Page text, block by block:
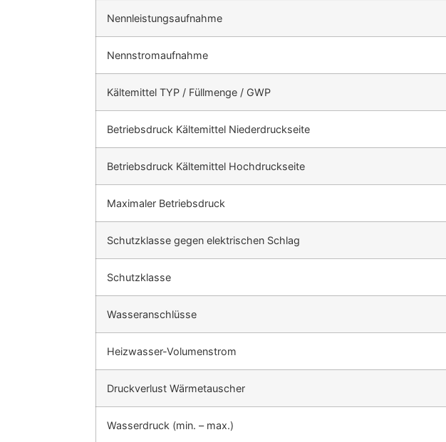
Nennleistungsaufnahme
Nennstromaufnahme
Kältemittel TYP / Füllmenge / GWP
Betriebsdruck Kältemittel Niederdruckseite
Betriebsdruck Kältemittel Hochdruckseite
Maximaler Betriebsdruck
Schutzklasse gegen elektrischen Schlag
Schutzklasse
Wasseranschlüsse
Heizwasser-Volumenstrom
Druckverlust Wärmetauscher
Wasserdruck (min. – max.)